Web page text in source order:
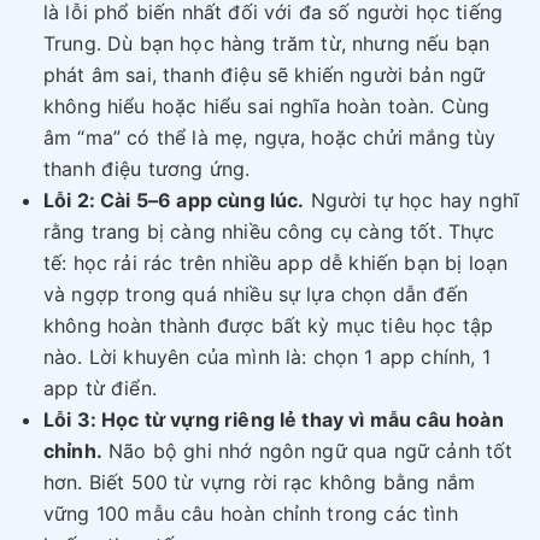
là lỗi phổ biến nhất đối với đa số người học tiếng
Trung. Dù bạn học hàng trăm từ, nhưng nếu bạn
phát âm sai, thanh điệu sẽ khiến người bản ngữ
không hiểu hoặc hiểu sai nghĩa hoàn toàn. Cùng
âm “ma” có thể là mẹ, ngựa, hoặc chửi mắng tùy
thanh điệu tương ứng.
Lỗi 2: Cài 5–6 app cùng lúc. Người tự học hay nghĩ
rằng trang bị càng nhiều công cụ càng tốt. Thực
tế: học rải rác trên nhiều app dễ khiến bạn bị loạn
và ngợp trong quá nhiều sự lựa chọn dẫn đến
không hoàn thành được bất kỳ mục tiêu học tập
nào. Lời khuyên của mình là: chọn 1 app chính, 1
app từ điển.
Lỗi 3: Học từ vựng riêng lẻ thay vì mẫu câu hoàn
chỉnh. Não bộ ghi nhớ ngôn ngữ qua ngữ cảnh tốt
hơn. Biết 500 từ vựng rời rạc không bằng nắm
vững 100 mẫu câu hoàn chỉnh trong các tình